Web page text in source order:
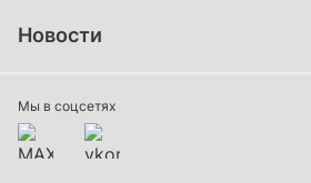
Дополнительное образование
Новости
Мы в соцсетях